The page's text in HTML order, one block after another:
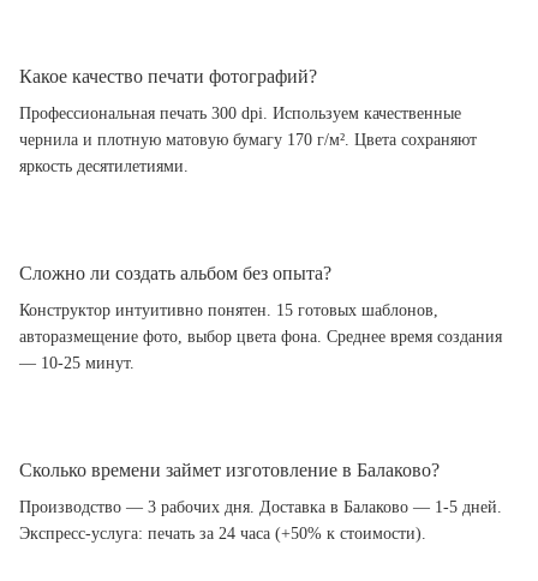
Какое качество печати фотографий?
Профессиональная печать 300 dpi. Используем качественные
чернила и плотную матовую бумагу 170 г/м². Цвета сохраняют
яркость десятилетиями.
Сложно ли создать альбом без опыта?
Конструктор интуитивно понятен. 15 готовых шаблонов,
авторазмещение фото, выбор цвета фона. Среднее время создания
— 10-25 минут.
Сколько времени займет изготовление в Балаково?
Производство — 3 рабочих дня. Доставка в Балаково — 1-5 дней.
Экспресс-услуга: печать за 24 часа (+50% к стоимости).